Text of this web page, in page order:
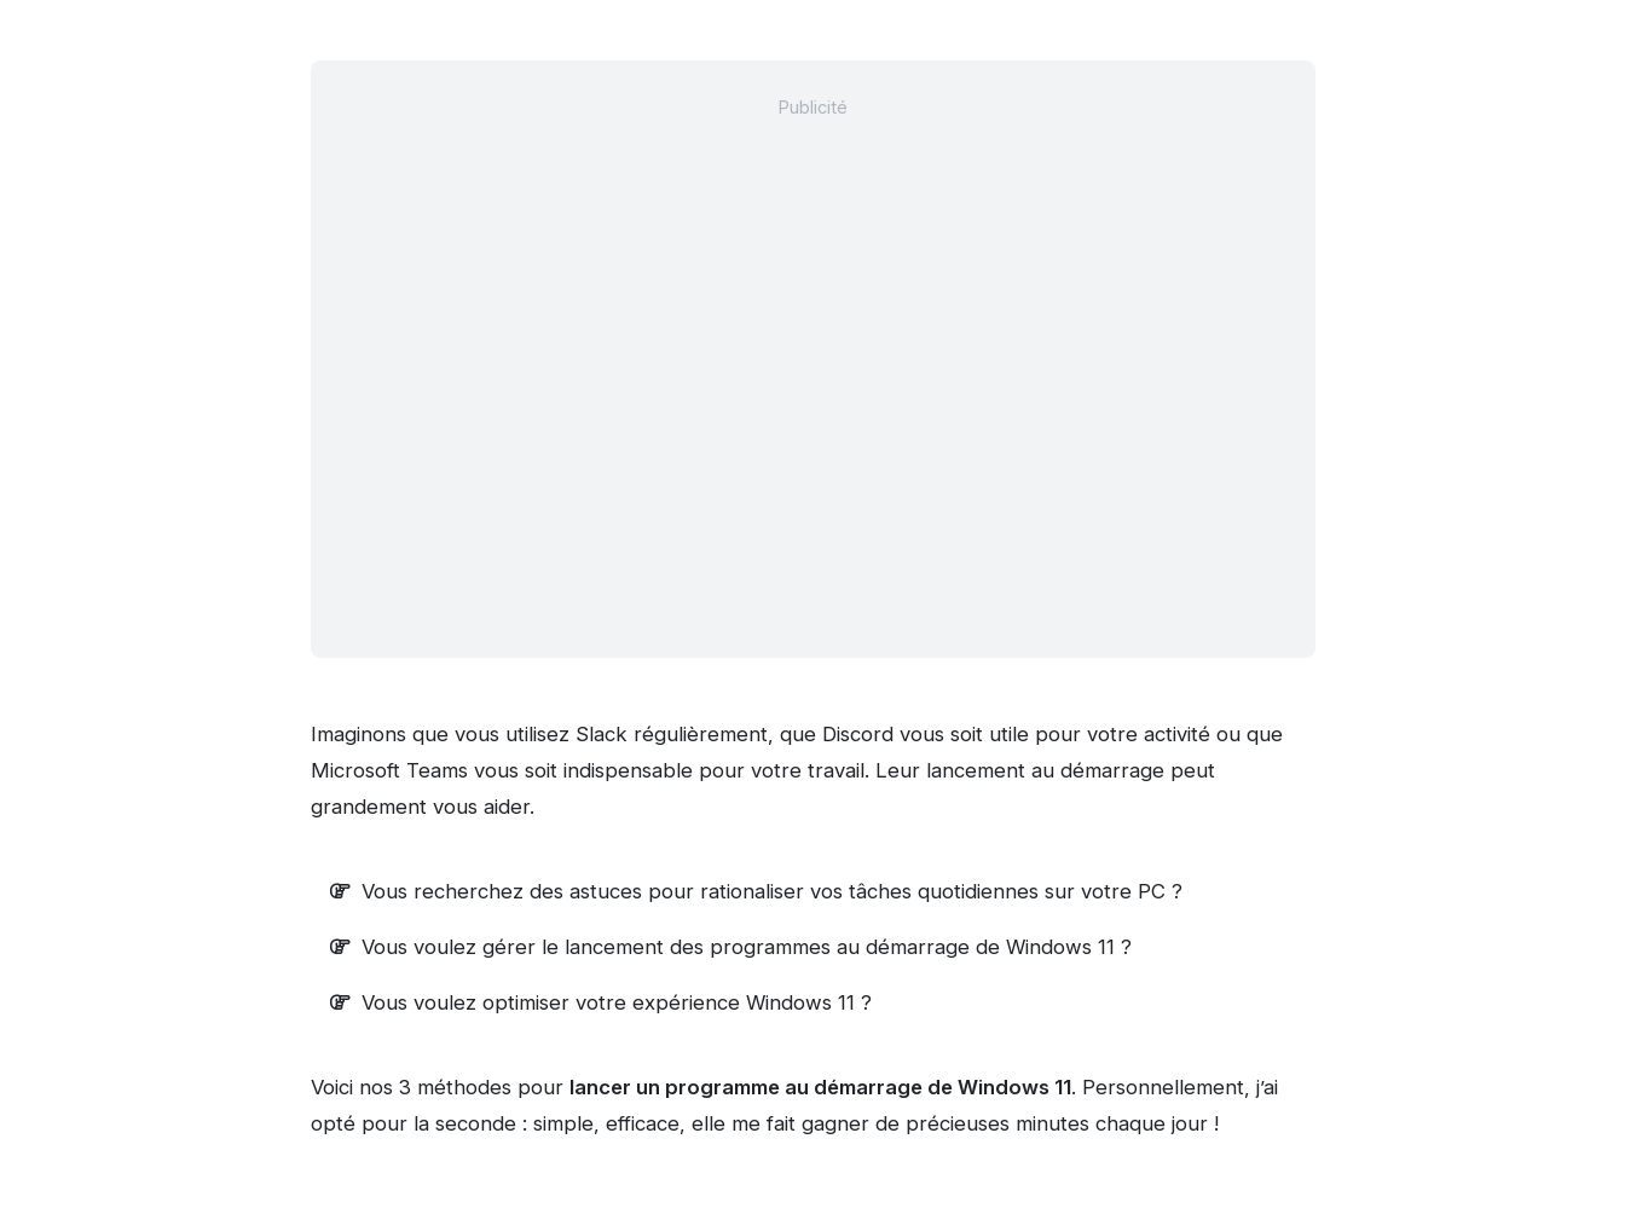
Imaginons que vous utilisez Slack régulièrement, que Discord vous soit utile pour votre activité ou que
Microsoft Teams vous soit indispensable pour votre travail. Leur lancement au démarrage peut
grandement vous aider.
Vous recherchez des astuces pour rationaliser vos tâches quotidiennes sur votre PC ?
Vous voulez gérer le lancement des programmes au démarrage de Windows 11 ?
Vous voulez optimiser votre expérience Windows 11 ?
Voici nos 3 méthodes pour lancer un programme au démarrage de Windows 11. Personnellement, j’ai
opté pour la seconde : simple, efficace, elle me fait gagner de précieuses minutes chaque jour !